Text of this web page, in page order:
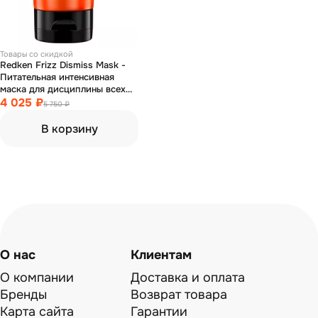
Товары со скидкой
Redken Frizz Dismiss Mask -
Питательная интенсивная
маска для дисциплины всех
типов непослушных волос 250
4 025 ₽5 750 ₽
В корзину
О нас
О компании
Бренды
Карта сайта
Клиентам
Доставка и оплата
Возврат товара
Гарантии